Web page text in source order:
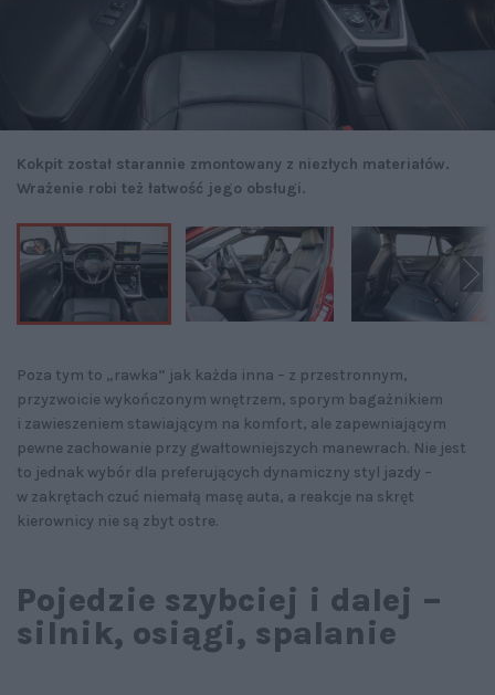
Kokpit został starannie zmontowany z niezłych materiałów.
Wrażenie robi też łatwość jego obsługi.
Poza tym to „rawka” jak każda inna – z przestronnym,
przyzwoicie wykończonym wnętrzem, sporym bagażnikiem
i zawieszeniem stawiającym na komfort, ale zapewniającym
pewne zachowanie przy gwałtowniejszych manewrach. Nie jest
to jednak wybór dla preferujących dynamiczny styl jazdy –
w zakrętach czuć niemałą masę auta, a reakcje na skręt
kierownicy nie są zbyt ostre.
Pojedzie szybciej i dalej –
silnik, osiągi, spalanie